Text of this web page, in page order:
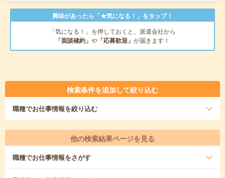
興味があったら「★気になる！」をタップ！
「気になる！」を押しておくと、派遣会社から
「面談確約」 や 「応募歓迎」 が届きます！
検索条件を追加して絞り込む
職種でお仕事情報を絞り込む
他の検索結果ページを見る
職種でお仕事情報をさがす